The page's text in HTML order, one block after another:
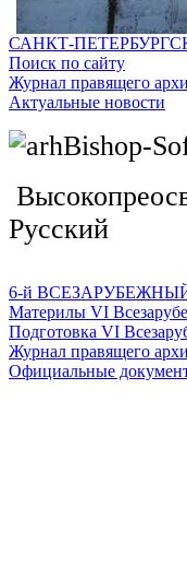
САНКТ-
Поиск по сайту
Журнал правящего
Актуальные новости
Русский
6-й
Материлы VI
Подготовка VI
Журнал правящего
Официальные